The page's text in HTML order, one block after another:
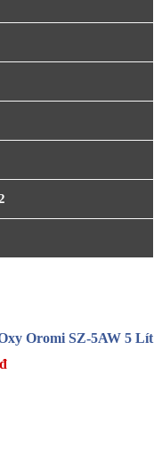
Oromi SZ-5AW 5 Lít